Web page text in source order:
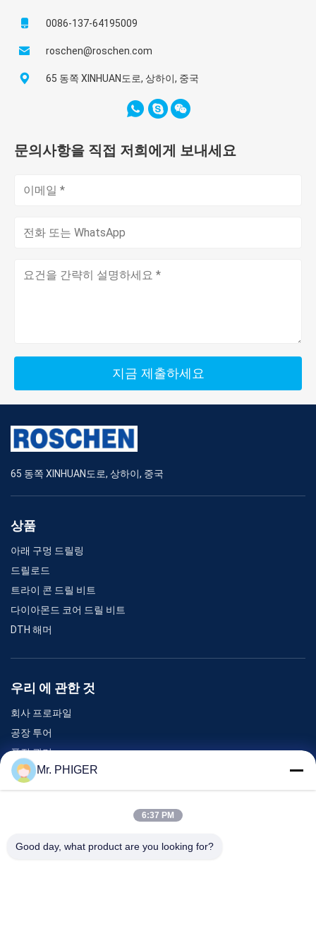
0086-137-64195009
roschen@roschen.com
65 동쪽 XINHUAN도로, 상하이, 중국
문의사항을 직접 저희에게 보내세요
지금 제출하세요
65 동쪽 XINHUAN도로, 상하이, 중국
상품
아래 구멍 드릴링
드릴로드
트라이 콘 드릴 비트
다이아몬드 코어 드릴 비트
DTH 해머
우리 에 관한 것
회사 프로파일
공장 투어
품질 관리
사이트맵
저희와 연락
이벤트
Mr. PHIGER
6:37 PM
Good day, what product are you looking for?